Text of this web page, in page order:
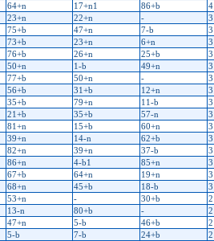
64+n 17+n1 86+b
4
23+n 22+n -
3
75+b 47+n 7-b
3
73+b 23+n 6+n
3
76+b 26+n 25+b
3
50+n 1-b 49+n
3
77+b 50+n -
3
56+b 31+b 12+n
3
35+b 79+n 11-b
3
21+b 35+b 57-n
3
81+n 15+b 60+n
3
39+n 14-n 62+b
3
82+n 39+n 37-b
3
86+n 4-b1 85+n
3
67+b 64+n 19+n
3
68+n 45+b 18-b
3
53+n - 30+b
2
13-n 80+b -
2
47+n 5-b 46+b
2
5-b 7-b 24+b
2